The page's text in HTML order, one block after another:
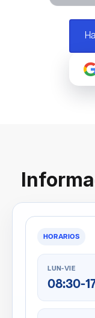
HORARIOS
LUN-VIE
08:30-